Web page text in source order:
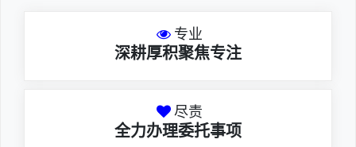
专业
深耕厚积聚焦专注
尽责
全力办理委托事项